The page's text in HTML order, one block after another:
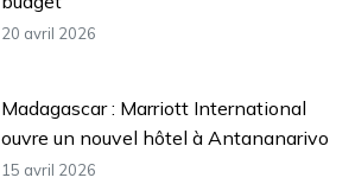
20 avril 2026
Madagascar : Marriott International
ouvre un nouvel hôtel à Antananarivo
15 avril 2026